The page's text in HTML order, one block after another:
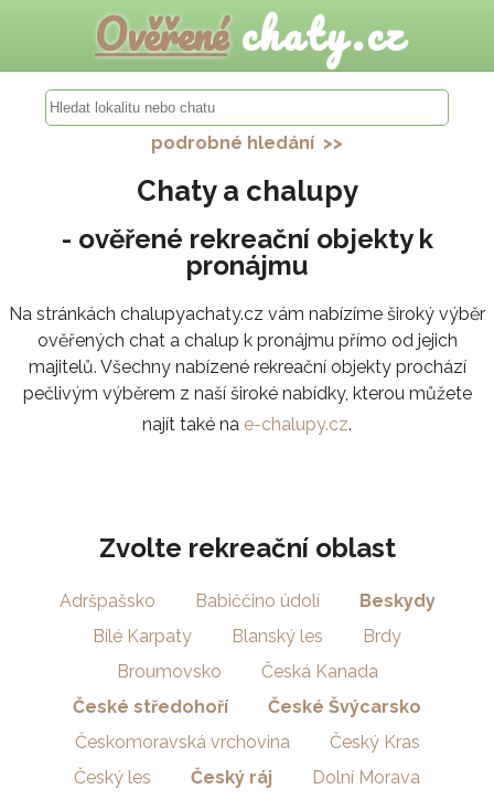
Ověřenéchaty.cz
podrobné hledání >>
Chaty a chalupy
- ověřené rekreační objekty k
pronájmu
Na stránkách chalupyachaty.cz vám nabízíme široký výběr
ověřených chat a chalup k pronájmu přímo od jejich
majitelů. Všechny nabízené rekreační objekty prochází
pečlivým výběrem z naší široké nabídky, kterou můžete
najít také na e-chalupy.cz.
Zvolte rekreační oblast
Adršpašsko Babiččino údolí
Beskydy
Bílé Karpaty
Blanský les
Brdy
Broumovsko
Česká Kanada
České středohoří
České Švýcarsko
Českomoravská vrchovina
Český Kras
Český les
Český ráj
Dolní Morava